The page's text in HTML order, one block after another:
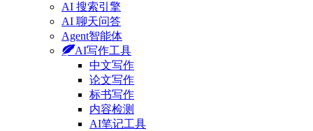
AI 搜索引擎
AI 聊天问答
Agent智能体
AI写作工具
中文写作
论文写作
标书写作
内容检测
AI笔记工具